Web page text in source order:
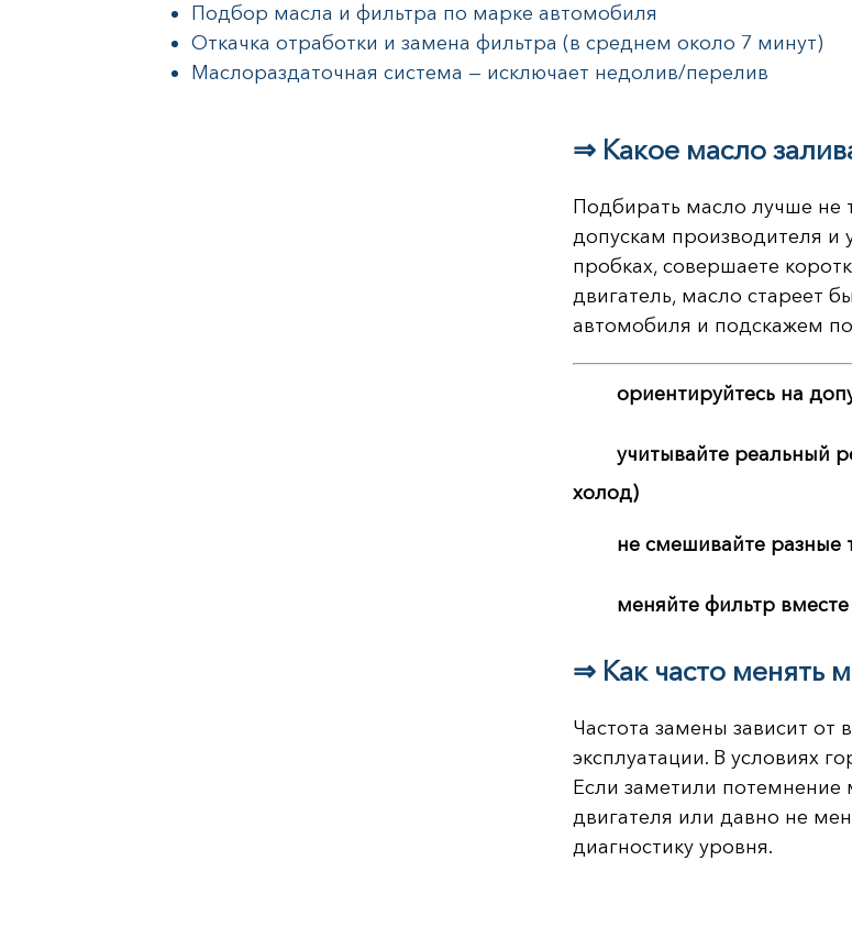
Подбор масла и фильтра по марке автомобиля
Откачка отработки и замена фильтра (в среднем около 7 минут)
Маслораздаточная система — исключает недолив/перелив
⇒ Какое масло
Подбирать масло лучше не
допускам производителя и
пробках, совершаете
двигатель, масло стареет
автомобиля и подскажем
ориентируйтесь на
учитывайте реальный
холод)
не смешивайте разные
меняйте фильтр
⇒ Как часто менять
Частота замены зависит от
эксплуатации. В условиях
Если заметили потемнение
двигателя или давно не
диагностику уровня.